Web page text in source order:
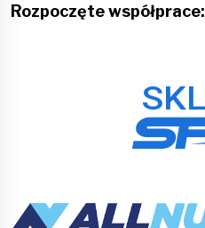
Rozpoczęte współprace: